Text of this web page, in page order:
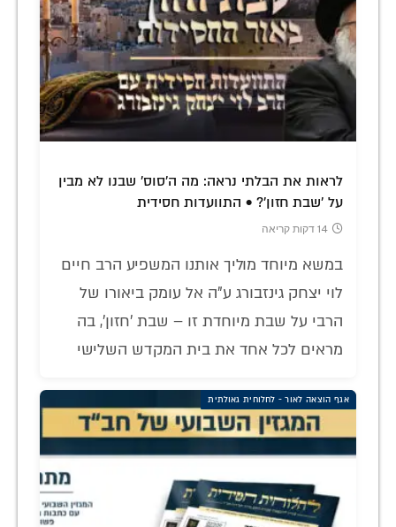
לראות את הבלתי נראה: מה ה'סוס' שבנו לא מבין
על 'שבת חזון'? • התוועדות חסידית
14 דקות קריאה
במשא מיוחד מוליך אותנו המשפיע הרב חיים
לוי יצחק גינזבורג ע"ה אל עומק ביאורו של
הרבי על שבת מיוחדת זו – שבת 'חזון', בה
מראים לכל אחד את בית המקדש השלישי
אגף הוצאה לאור - לחלוחית גאולתית